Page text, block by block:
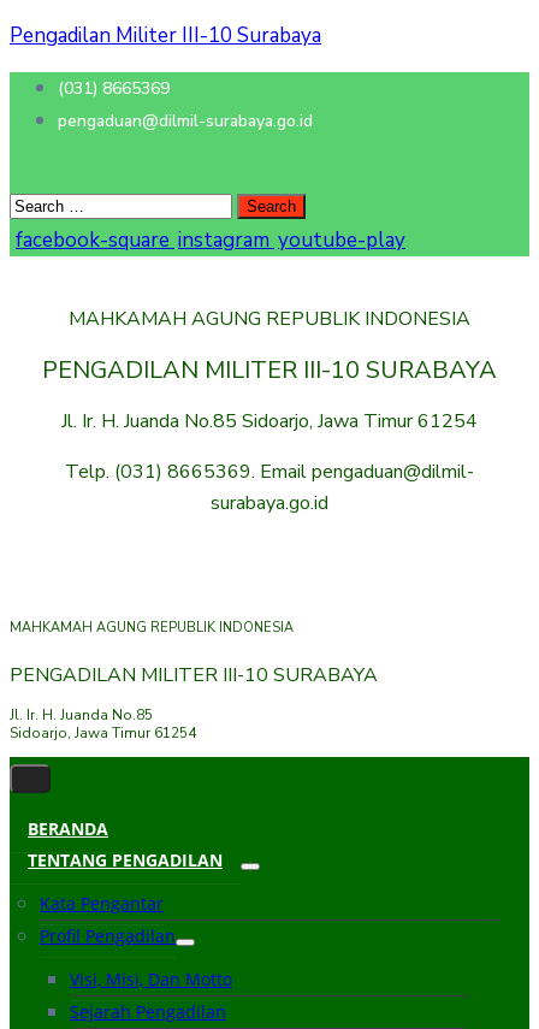
Pengadilan Militer III-10 Surabaya
(031) 8665369
pengaduan@dilmil-surabaya.go.id
facebook-square instagram youtube-play
MAHKAMAH AGUNG REPUBLIK INDONESIA
PENGADILAN MILITER III-10 SURABAYA
Jl. Ir. H. Juanda No.85 Sidoarjo, Jawa Timur 61254
Telp. (031) 8665369. Email pengaduan@dilmil-
surabaya.go.id
MAHKAMAH AGUNG REPUBLIK INDONESIA
PENGADILAN MILITER III-10 SURABAYA
Jl. Ir. H. Juanda No.85
Sidoarjo, Jawa Timur 61254
BERANDA
TENTANG PENGADILAN
Kata Pengantar
Profil Pengadilan
Visi, Misi, Dan Motto
Sejarah Pengadilan